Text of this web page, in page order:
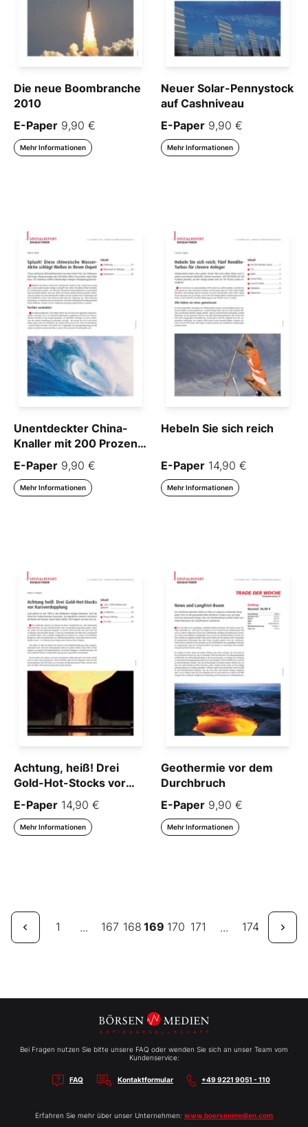
Die neue Boombranche
2010
E-Paper 9,90 €
Mehr Informationen
Neuer Solar-Pennystock
auf Cashniveau
E-Paper 9,90 €
Mehr Informationen
Unentdeckter China-
Knaller mit 200 Prozent
Wachstum
E-Paper 9,90 €
Mehr Informationen
Hebeln Sie sich reich
E-Paper 14,90 €
Mehr Informationen
Achtung, heiß! Drei
Gold-Hot-Stocks vor
Kursverdopplung
E-Paper 14,90 €
Mehr Informationen
Geothermie vor dem
Durchbruch
E-Paper 9,90 €
Mehr Informationen
1 ... 167 168 169 170 171 ... 174
Bei Fragen nutzen Sie bitte unsere FAQ oder wenden Sie sich an unser Team vom
Kundenservice:
FAQ Kontaktformular +49 9221 9051 - 110
Erfahren Sie mehr über unser Unternehmen: www.boersenmedien.com